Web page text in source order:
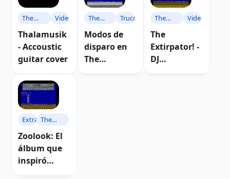
The
Extirpator
Video
Thalamusik
- Accoustic
guitar cover
The
Extirpator
Trucos
Modos de
disparo en
The
The
Extirpator
Video
The
Extirpator! -
DJ
ExtrasThe
Extirpator
Zoolook: El
álbum que
inspiró